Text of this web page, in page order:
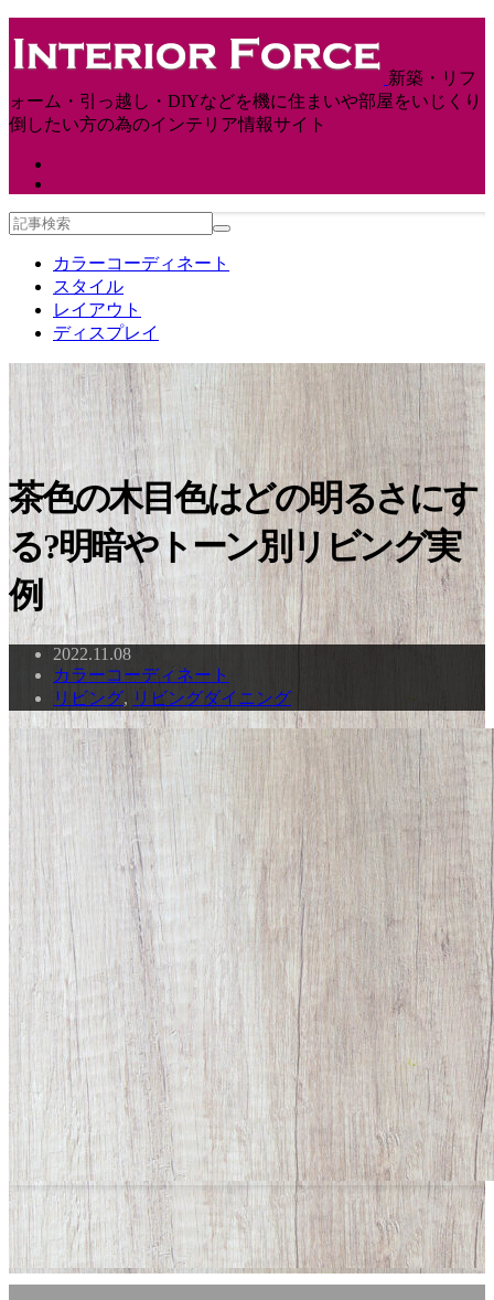
新築・リフ
ォーム・引っ越し・DIYなどを機に住まいや部屋をいじくり
倒したい方の為のインテリア情報サイト
カラーコーディネート
スタイル
レイアウト
ディスプレイ
茶色の木目色はどの明るさにす
る?明暗やトーン別リビング実
例
2022.11.08
カラーコーディネート
リビング, リビングダイニング